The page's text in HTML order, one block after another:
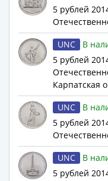
Темный
1462)
Псков
(1425-­
Новгород
(1420-­
1478)
Нижегородско-
Суздальское
княжество
5 рублей
UNC
В
5 рублей
Карпатская
UNC
В
5 рублей
UNC
В
5 рублей